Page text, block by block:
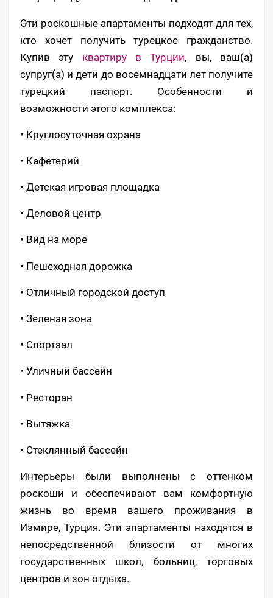
Эти роскошные апартаменты подходят для тех,
кто хочет получить турецкое гражданство.
Купив эту квартиру в Турции, вы, ваш(а)
супруг(а) и дети до восемнадцати лет получите
турецкий паспорт. Особенности и
возможности этого комплекса:
• Круглосуточная охрана
• Кафетерий
• Детская игровая площадка
• Деловой центр
• Вид на море
• Пешеходная дорожка
• Отличный городской доступ
• Зеленая зона
• Спортзал
• Уличный бассейн
• Ресторан
• Вытяжка
• Стеклянный бассейн
Интерьеры были выполнены с оттенком
роскоши и обеспечивают вам комфортную
жизнь во время вашего проживания в
Измире, Турция. Эти апартаменты находятся в
непосредственной близости от многих
государственных школ, больниц, торговых
центров и зон отдыха.